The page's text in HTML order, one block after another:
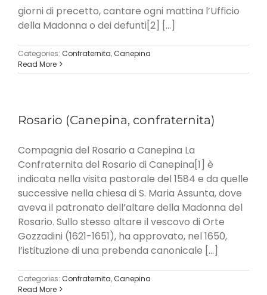
giorni di precetto, cantare ogni mattina l’Ufficio
della Madonna o dei defunti[2] [...]
Categories: Confraternita,Canepina
Read More
Rosario (Canepina, confraternita)
Compagnia del Rosario a Canepina La
Confraternita del Rosario di Canepina[1] è
indicata nella visita pastorale del 1584 e da quelle
successive nella chiesa di S. Maria Assunta, dove
aveva il patronato dell’altare della Madonna del
Rosario. Sullo stesso altare il vescovo di Orte
Gozzadini (1621-1651), ha approvato, nel 1650,
l’istituzione di una prebenda canonicale [...]
Categories: Confraternita,Canepina
Read More